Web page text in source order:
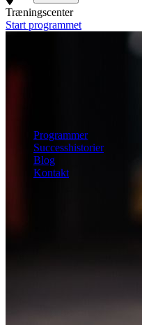
Bryst
Ryg
Skuldre
Programmer
Successhistorier
Blog
Kontakt
Træningscenter
Start programmet